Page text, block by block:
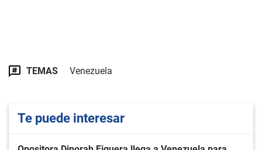
TEMAS Venezuela
Te puede interesar